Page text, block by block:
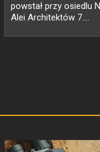
powstał przy osiedlu
Alei Architektów 7....